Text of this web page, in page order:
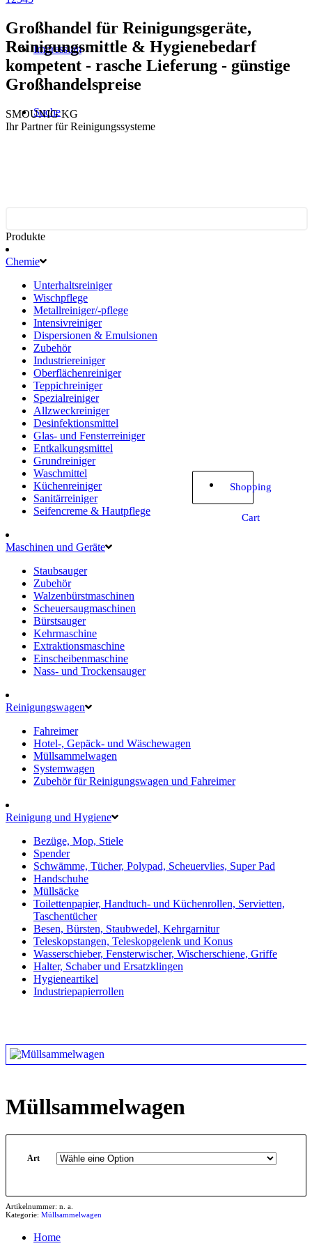
Shopping
Cart
Impressum
Suche
Großhandel für Reinigungsgeräte,
Reinigungsmittle & Hygienebedarf
kompetent - rasche Lieferung - günstige
Großhandelspreise
SMOUNIG KG
Ihr Partner für Reinigungssysteme
Produkte
Chemie
Unterhaltsreiniger
Wischpflege
Metallreiniger/-pflege
Intensivreiniger
Dispersionen & Emulsionen
Zubehör
Industriereiniger
Oberflächenreiniger
Teppichreiniger
Spezialreiniger
Allzweckreiniger
Desinfektionsmittel
Glas- und Fensterreiniger
Entkalkungsmittel
Grundreiniger
Waschmittel
Küchenreiniger
Sanitärreiniger
Seifencreme & Hautpflege
Maschinen und Geräte
Staubsauger
Zubehör
Walzenbürstmaschinen
Scheuersaugmaschinen
Bürstsauger
Kehrmaschine
Extraktionsmaschine
Einscheibenmaschine
Nass- und Trockensauger
Reinigungswagen
Fahreimer
Hotel-, Gepäck- und Wäschewagen
Müllsammelwagen
Systemwagen
Zubehör für Reinigungswagen und Fahreimer
Reinigung und Hygiene
Bezüge, Mop, Stiele
Spender
Schwämme, Tücher, Polypad, Scheuervlies, Super Pad
Handschuhe
Müllsäcke
Toilettenpapier, Handtuch- und Küchenrollen, Servietten,
Taschentücher
Besen, Bürsten, Staubwedel, Kehrgarnitur
Teleskopstangen, Teleskopgelenk und Konus
Wasserschieber, Fensterwischer, Wischerschiene, Griffe
Halter, Schaber und Ersatzklingen
Hygieneartikel
Industriepapierrollen
Müllsammelwagen
Art
Artikelnummer: n. a.
Kategorie: Müllsammelwagen
Home